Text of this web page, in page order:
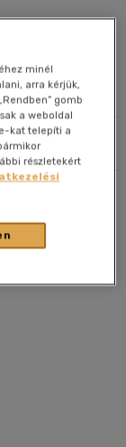
minél
arra kérjük,
gomb
a weboldal
kat telepíti a
részletekért